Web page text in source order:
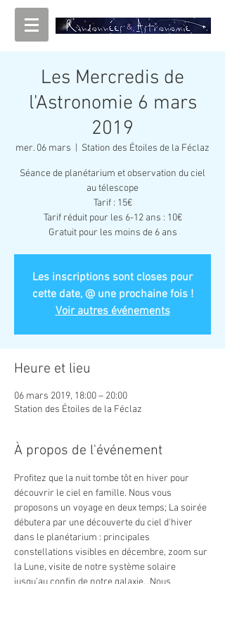
Les Mercredis de
l'Astronomie 6 mars
2019
mer. 06 mars Station des Étoiles de la Féclaz
Séance de planétarium et observation du ciel
au télescope
Tarif : 15€
Tarif réduit pour les 6-12 ans : 10€
Gratuit pour les moins de 6 ans
Les inscriptions sont closes pour
cette date, @ une prochaine fois !
Voir autres événements
Heure et lieu
06 mars 2019, 18:00 – 20:00
Station des Étoiles de la Féclaz
À propos de l'événement
Profitez que la nuit tombe tôt en hiver pour
découvrir le ciel en famille. Nous vous
proposons un voyage en deux temps; La soirée
débutera par une découverte du ciel d'hiver
dans le planétarium : principales
constellations visibles en décembre, zoom sur
la Lune, visite de notre système solaire
jusqu'au confin de notre galaxie...Nous